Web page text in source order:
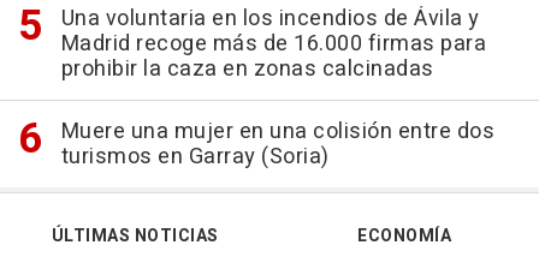
Una voluntaria en los incendios de Ávila y
Madrid recoge más de 16.000 firmas para
prohibir la caza en zonas calcinadas
Muere una mujer en una colisión entre dos
turismos en Garray (Soria)
ÚLTIMAS NOTICIAS
ECONOMÍA